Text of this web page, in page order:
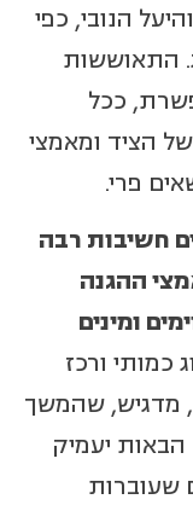
הנובי, כפי
התאוששות
ככל
הציד ומאמצי
פרי.
חשיבות רבה
ההגנה
ומינים
כמותי ורכז
מדגיש, שהמשך
יעמיק
שעוברות